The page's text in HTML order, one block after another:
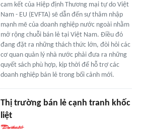
cam kết của Hiệp định Thương mại tự do Việt
Nam - EU (EVFTA) sẽ dẫn đến sự thâm nhập
mạnh mẽ của doanh nghiệp nước ngoài nhằm
mở rộng chuỗi bán lẻ tại Việt Nam. Điều đó
đang đặt ra những thách thức lớn, đòi hỏi các
cơ quan quản lý nhà nước phải đưa ra những
quyết sách phù hợp, kịp thời để hỗ trợ các
doanh nghiệp bán lẻ trong bối cảnh mới.
Thị trường bán lẻ cạnh tranh khốc
liệt